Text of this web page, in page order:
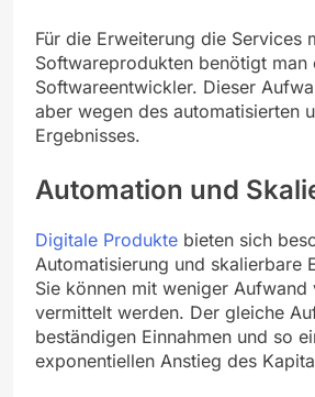
Für die Erweiterung die Services
Softwareprodukten benötigt man
Softwareentwickler. Dieser
aber wegen des automatisierten
Ergebnisses.
Automation und
Digitale Produkte bieten sich
Automatisierung und skalierbare
Sie können mit weniger Aufwand
vermittelt werden. Der gleiche
beständigen Einnahmen und so
exponentiellen Anstieg des